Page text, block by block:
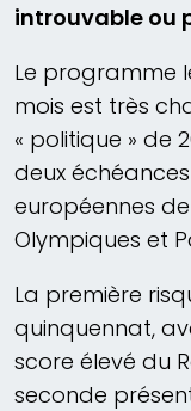
introuvable ou
Le programme
mois est très
« politique » de
deux
européennes
Olympiques et
La première
quinquennat,
score élevé du
seconde